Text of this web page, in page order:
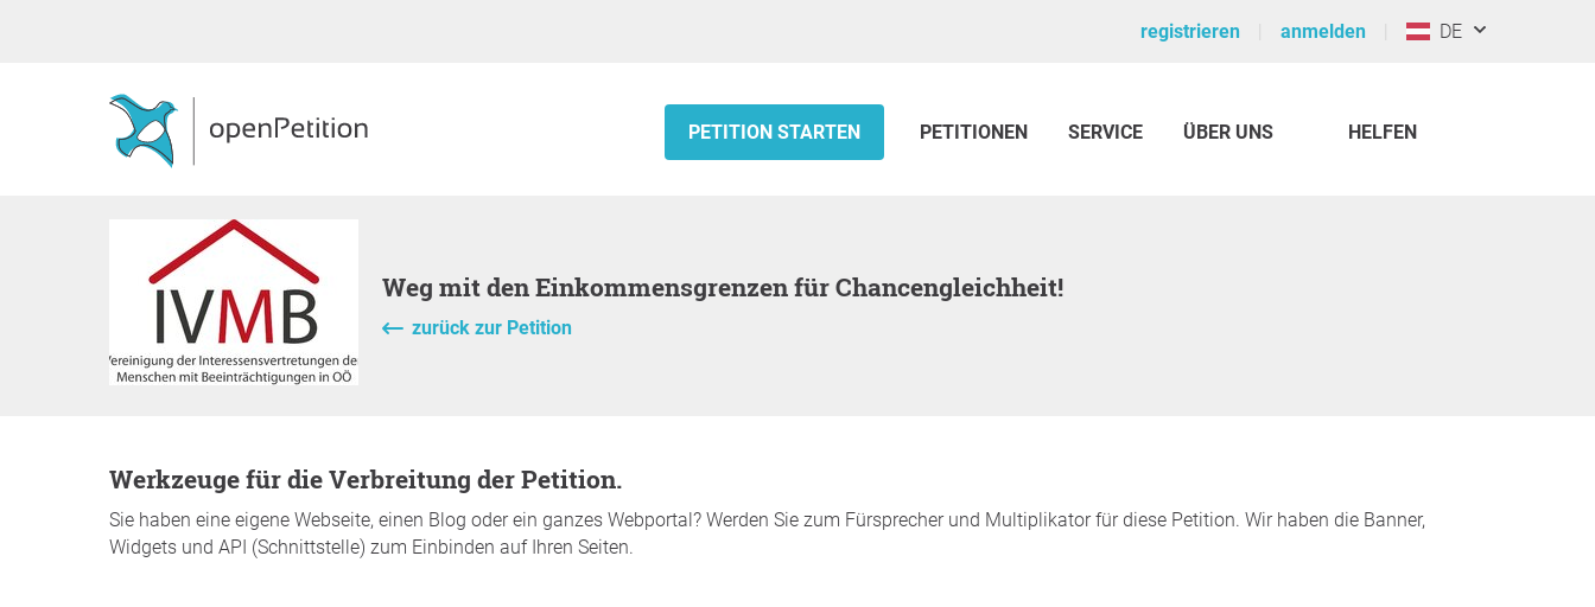
registrieren anmelden DE
PETITION STARTEN PETITIONEN SERVICE ÜBER UNS HELFEN
Weg mit den Einkommensgrenzen für Chancengleichheit!
zurück zur Petition
Werkzeuge für die Verbreitung der Petition.
Sie haben eine eigene Webseite, einen Blog oder ein ganzes Webportal? Werden Sie zum Fürsprecher und Multiplikator für diese Petition. Wir haben die Banner,
Widgets und API (Schnittstelle) zum Einbinden auf Ihren Seiten.